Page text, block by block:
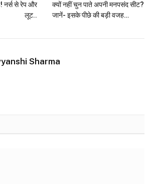
नर्स से रेप और
लूट..
क्यों नहीं चुन पाते अपनी मनपसंद सीट?
जानें- इसके पीछे की बड़ी वजह…
Sharma